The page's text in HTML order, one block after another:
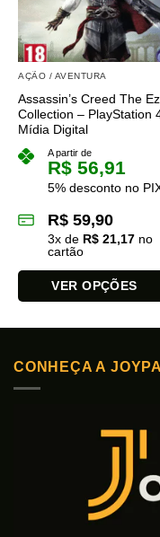
AÇÃO / AVENTURA
Assassin’s Creed The
Collection – PlayStation
Mídia Digital
A partir de
R$ 56,91
5% desconto no
R$ 59,90
3x de R$ 21,17 no
cartão
VER OPÇÕES
produto
várias
variantes.
CONHEÇA A